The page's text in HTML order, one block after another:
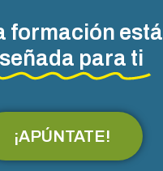
formación está
para ti
¡APÚNTATE!